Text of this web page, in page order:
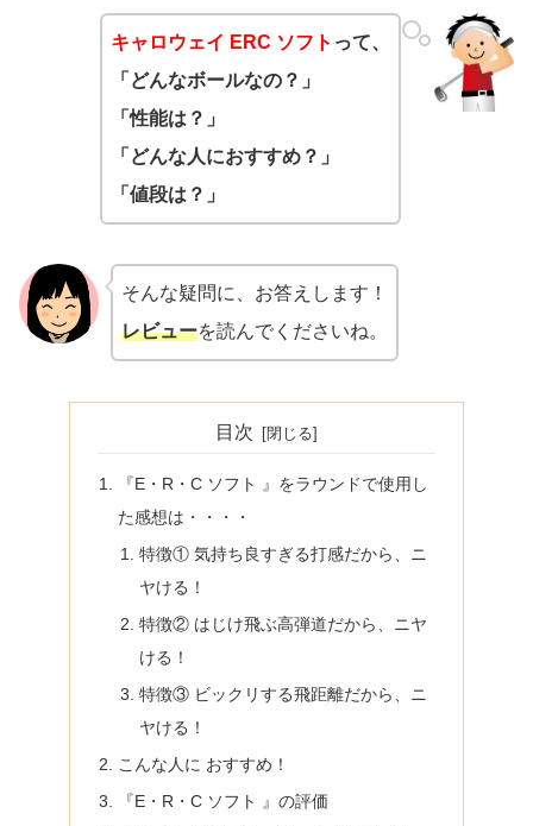
キャロウェイ ERC ソフト って、
「どんなボールなの？」
「性能は？」
「どんな人におすすめ？」
「値段は？」
そんな疑問に、お答えします！
レビューを読んでくださいね。
目次
『E・R・C ソフト 』をラウンドで使用し
た感想は・・・・
特徴① 気持ち良すぎる打感だから、ニ
ヤける！
特徴② はじけ飛ぶ高弾道だから、ニヤ
ける！
特徴③ ビックリする飛距離だから、ニ
ヤける！
こんな人に おすすめ！
『E・R・C ソフト 』の評価